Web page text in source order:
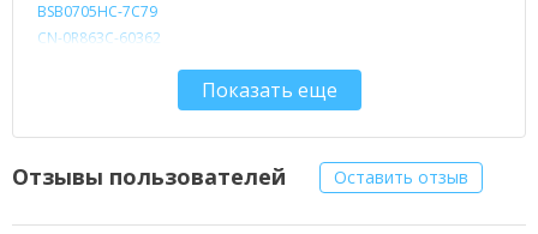
BSB0705HC-7C79
CN-0R863C-60362
DC280003SF0
DC280005HS0
DFS531205M30T-F6G3
Показать еще
Отзывы пользователей Оставить отзыв